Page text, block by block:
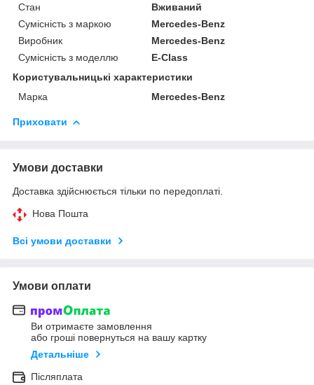
Стан
Вживаний
Сумісність з маркою
Mercedes-Benz
Виробник
Mercedes-Benz
Сумісність з моделлю
E-Class
Користувальницькі характеристики
Марка
Mercedes-Benz
Приховати
Умови доставки
Доставка здійснюється тільки по передоплаті.
Нова Пошта
Всі умови доставки
Умови оплати
Ви отримаєте замовлення
або гроші повернуться на вашу картку
Детальніше
Післяплата